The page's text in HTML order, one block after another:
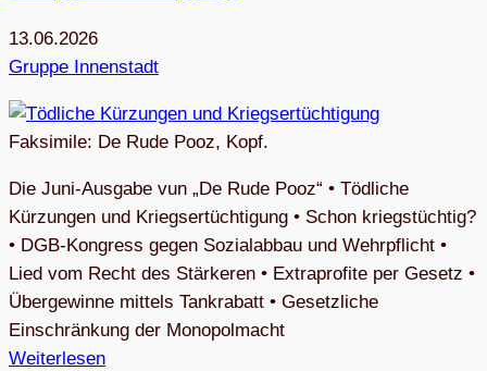
13.06.2026
Gruppe Innenstadt
Faksimile: De Rude Pooz, Kopf.
Die Juni-Ausgabe vun „De Rude Pooz“ • Tödliche
Kürzungen und Kriegsertüchtigung • Schon kriegstüchtig?
• DGB-­Kongress gegen Sozialabbau und Wehrpflicht •
Lied vom Recht des Stärkeren • Extraprofite per Gesetz •
Übergewinne mittels Tankrabatt • Gesetzliche
Einschränkung der Monopolmacht
Weiterlesen